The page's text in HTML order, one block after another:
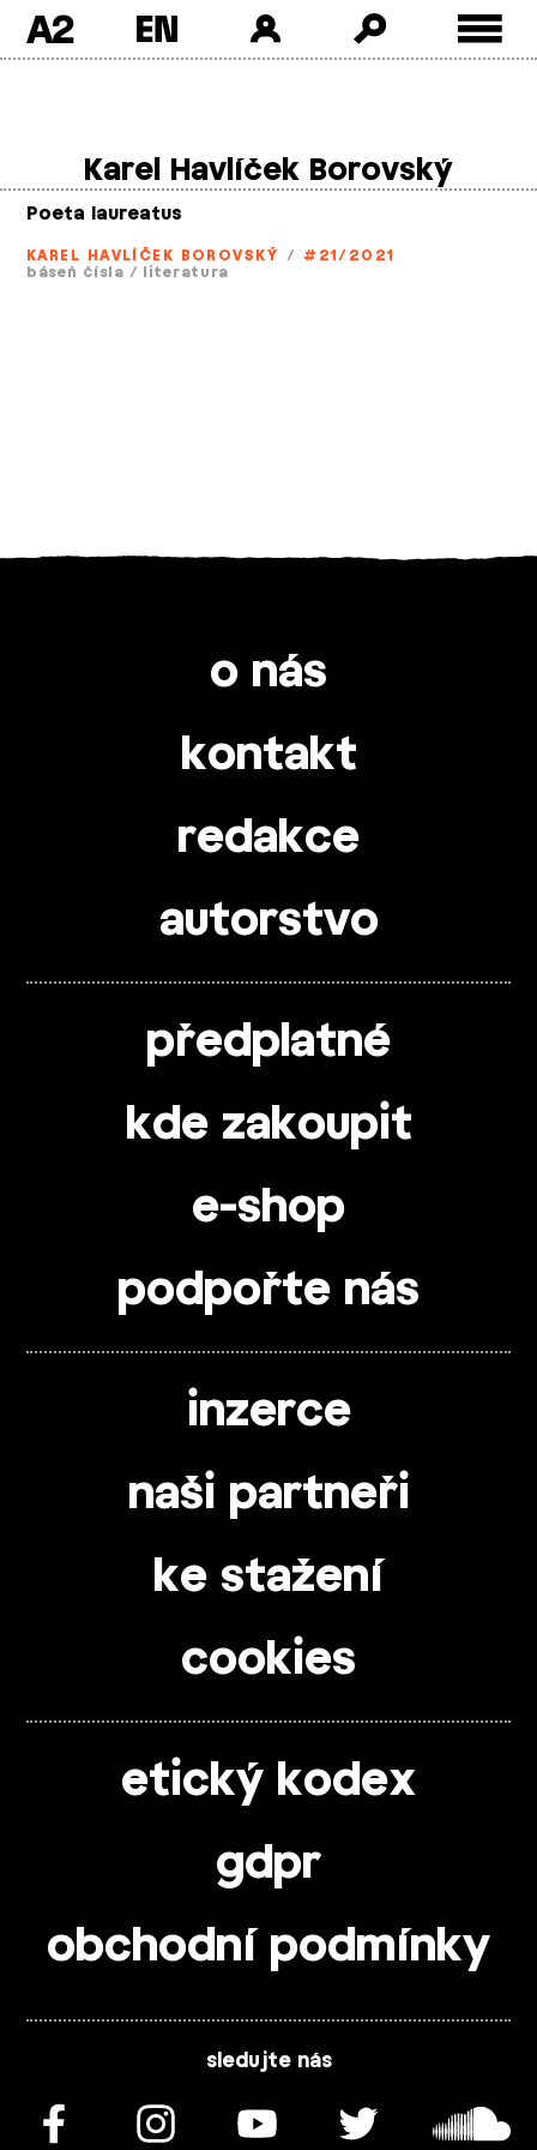
A2
Karel Havlíček Borovský
Poeta laureatus
KAREL HAVLÍČEK BOROVSKÝ / #21/2021
báseň čísla / literatura
o nás
kontakt
redakce
autorstvo
předplatné
kde zakoupit
e-shop
podpořte nás
inzerce
naši partneři
ke stažení
cookies
etický kodex
gdpr
obchodní podmínky
sledujte nás